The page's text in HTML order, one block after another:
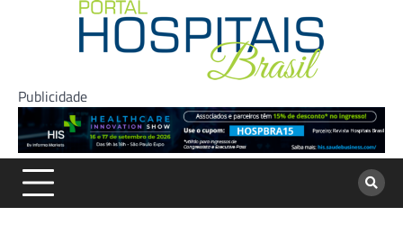
Publicidade